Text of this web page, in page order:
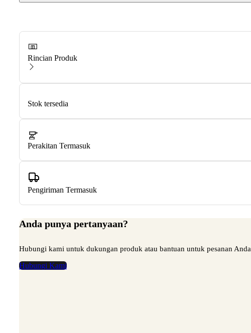
Rincian Produk
Stok tersedia
Perakitan Termasuk
Pengiriman Termasuk
Anda punya pertanyaan?
Hubungi kami untuk dukungan produk atau bantuan untuk pesanan Anda
Hubungi Kami